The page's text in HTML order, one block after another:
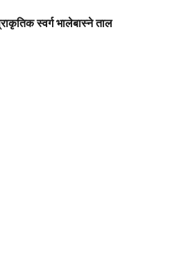
स्वर्ग भालेबास्ने ताल